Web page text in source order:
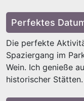
Perfektes
Die perfekte
Spaziergang im
Wein. Ich genieße
historischer Stätten.